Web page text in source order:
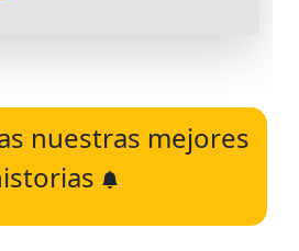
nuestras mejores